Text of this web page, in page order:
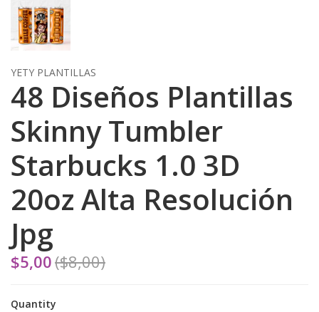
YETY PLANTILLAS
48 Diseños Plantillas
Skinny Tumbler
Starbucks 1.0 3D
20oz Alta Resolución
Jpg
$5,00($8,00)
Quantity